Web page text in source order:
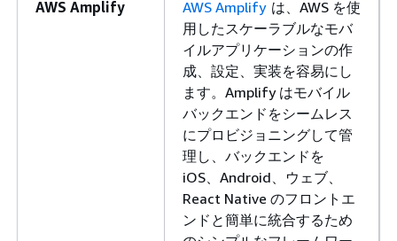
AWS Amplify AWS Amplify は、AWS を使
用したスケーラブルなモバ
イルアプリケーションの作
成、設定、実装を容易にし
ます。Amplify はモバイル
バックエンドをシームレス
にプロビジョニングして管
理し、バックエンドを
iOS、Android、ウェブ、
React Native のフロントエ
ンドと簡単に統合するため